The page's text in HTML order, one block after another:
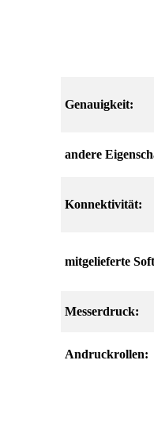
Genauigkeit:
andere
Konnektivität:
mitgelieferte
Messerdruck:
Andruckrollen: